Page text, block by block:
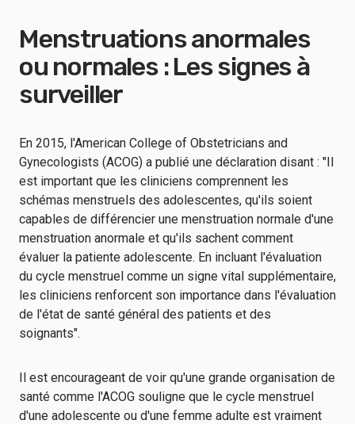
Menstruations anormales
ou normales : Les signes à
surveiller
En 2015, l'American College of Obstetricians and
Gynecologists (ACOG) a publié une déclaration disant : "Il
est important que les cliniciens comprennent les
schémas menstruels des adolescentes, qu'ils soient
capables de différencier une menstruation normale d'une
menstruation anormale et qu'ils sachent comment
évaluer la patiente adolescente. En incluant l'évaluation
du cycle menstruel comme un signe vital supplémentaire,
les cliniciens renforcent son importance dans l'évaluation
de l'état de santé général des patients et des
soignants".
Il est encourageant de voir qu'une grande organisation de
santé comme l'ACOG souligne que le cycle menstruel
d'une adolescente ou d'une femme adulte est vraiment